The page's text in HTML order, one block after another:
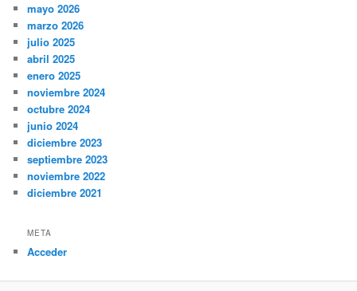
mayo 2026
marzo 2026
julio 2025
abril 2025
enero 2025
noviembre 2024
octubre 2024
junio 2024
diciembre 2023
septiembre 2023
noviembre 2022
diciembre 2021
META
Acceder